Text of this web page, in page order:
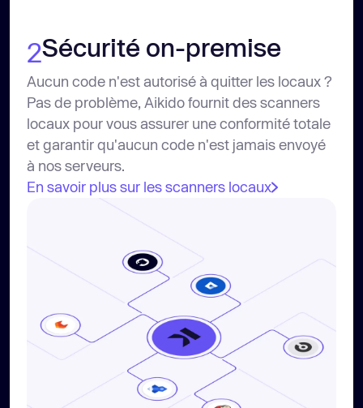
2Sécurité on-premise
Aucun code n'est autorisé à quitter les locaux ?
Pas de problème, Aikido fournit des scanners
locaux pour vous assurer une conformité totale
et garantir qu'aucun code n'est jamais envoyé
à nos serveurs.
En savoir plus sur les scanners locaux